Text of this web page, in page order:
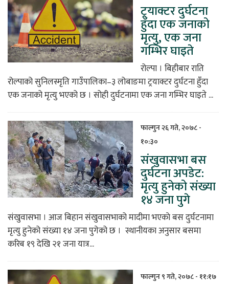
ट्रयाक्टर दुर्घटना
हुँदा एक जनाको
मृत्यु, एक जना
गम्भिर घाइते
रोल्पा । बिहीबार राति
रोल्पाको सुनिलस्मृति गाउँपालिका–३ लोबाङमा ट्रयाक्टर दुर्घटना हुँदा
एक जनाको मृत्यु भएको छ । सोही दुर्घटनामा एक जना गम्भिर घाइते ...
फाल्गुन २६ गते, २०७८ -
१०:३०
संखुवासभा बस
दुर्घटना अपडेट:
मृत्यु हुनेको संख्या
१४ जना पुगे
संखुवासभा । आज बिहान संखुवासभाको मादीमा भएकाे बस दुर्घटनामा
मृत्यु हुनेको संख्या १४ जना पुगेको छ । स्थानीयका अनुसार बसमा
करिब १९ देखि २१ जना यात्र...
फाल्गुन ९ गते, २०७८ - ११:१७